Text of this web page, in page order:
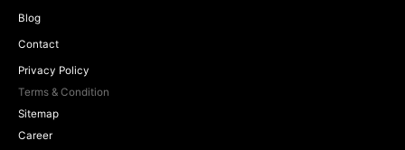
Blog
Contact
Privacy Policy
Terms & Condition
Sitemap
Career